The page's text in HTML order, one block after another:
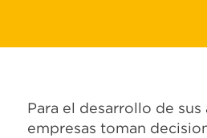
Para el desarrollo de
empresas toman